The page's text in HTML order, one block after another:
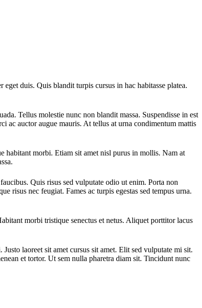
duis. Quis blandit turpis cursus in hac habitasse platea.
Tellus molestie nunc non blandit massa. Suspendisse in est
ac auctor augue mauris. At tellus at urna condimentum mattis
habitant morbi. Etiam sit amet nisl purus in mollis. Nam at
Quis risus sed vulputate odio ut enim. Porta non
risus nec feugiat. Fames ac turpis egestas sed tempus urna.
morbi tristique senectus et netus. Aliquet porttitor lacus
laoreet sit amet cursus sit amet. Elit sed vulputate mi sit.
et tortor. Ut sem nulla pharetra diam sit. Tincidunt nunc